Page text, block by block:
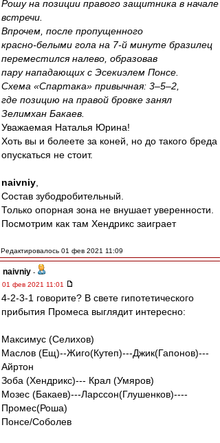
Рошу на позиции правого защитника в начале
встречи.
Впрочем, после пропущенного
красно-белыми гола на 7-й минуте бразилец
переместился налево, образовав
пару нападающих с Эсекиэлем Понсе.
Схема «Спартака» привычная: 3–5–2,
где позицию на правой бровке занял
Зелимхан Бакаев.
Уважаемая Наталья Юрина!
Хоть вы и болеете за коней, но до такого бреда
опускаться не стоит.
naivniy
Состав зубодробительный.
Только опорная зона не внушает уверенности.
Посмотрим как там Хендрикс заиграет
Редактировалось 01 фев 2021 11:09
naivniy -
01 фев 2021 11:01
4-2-3-1 говорите? В свете гипотетического
прибытия Промеса выглядит интересно:
Максимус (Селихов)
Маслов (Ещ)--Жиго(Кутеп)---Джик(Гапонов)---
Айртон
Зоба (Хендрикс)--- Крал (Умяров)
Мозес (Бакаев)---Ларссон(Глушенков)----
Промес(Роша)
Понсе/Соболев